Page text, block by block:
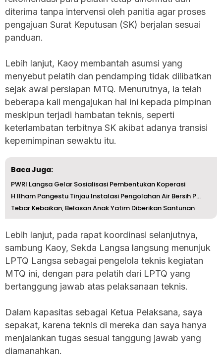
diterima tanpa intervensi oleh panitia agar proses
pengajuan Surat Keputusan (SK) berjalan sesuai
panduan.
‎Lebih lanjut, Kaoy membantah asumsi yang
menyebut pelatih dan pendamping tidak dilibatkan
sejak awal persiapan MTQ. Menurutnya, ia telah
beberapa kali mengajukan hal ini kepada pimpinan
meskipun terjadi hambatan teknis, seperti
keterlambatan terbitnya SK akibat adanya transisi
kepemimpinan sewaktu itu.
Baca Juga:
PWRI Langsa Gelar Sosialisasi Pembentukan Koperasi
H Ilham Pangestu Tinjau Instalasi Pengolahan Air Bersih P...
Tebar Kebaikan, Belasan Anak Yatim Diberikan Santunan
Lebih lanjut, pada rapat koordinasi selanjutnya,
sambung Kaoy, Sekda Langsa langsung menunjuk
LPTQ Langsa sebagai pengelola teknis kegiatan
MTQ ini, dengan para pelatih dari LPTQ yang
bertanggung jawab atas pelaksanaan teknis.
‎Dalam kapasitas sebagai Ketua Pelaksana, saya
sepakat, karena teknis di mereka dan saya hanya
menjalankan tugas sesuai tanggung jawab yang
diamanahkan.